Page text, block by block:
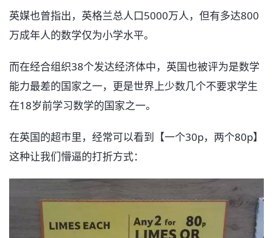
英媒也曾指出，英格兰总人口5000万人，但有多达800
万成年人的数学仅为小学水平。
而在经合组织38个发达经济体中，英国也被评为是数学
能力最差的国家之一，更是世界上少数几个不要求学生
在18岁前学习数学的国家之一。
在英国的超市里，经常可以看到【一个30p，两个80p】
这种让我们懵逼的打折方式：